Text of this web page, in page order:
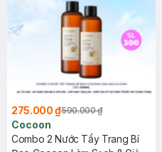
275.000 ₫590.000 ₫
Cocoon
Combo 2 Nước Tẩy Trang Bí